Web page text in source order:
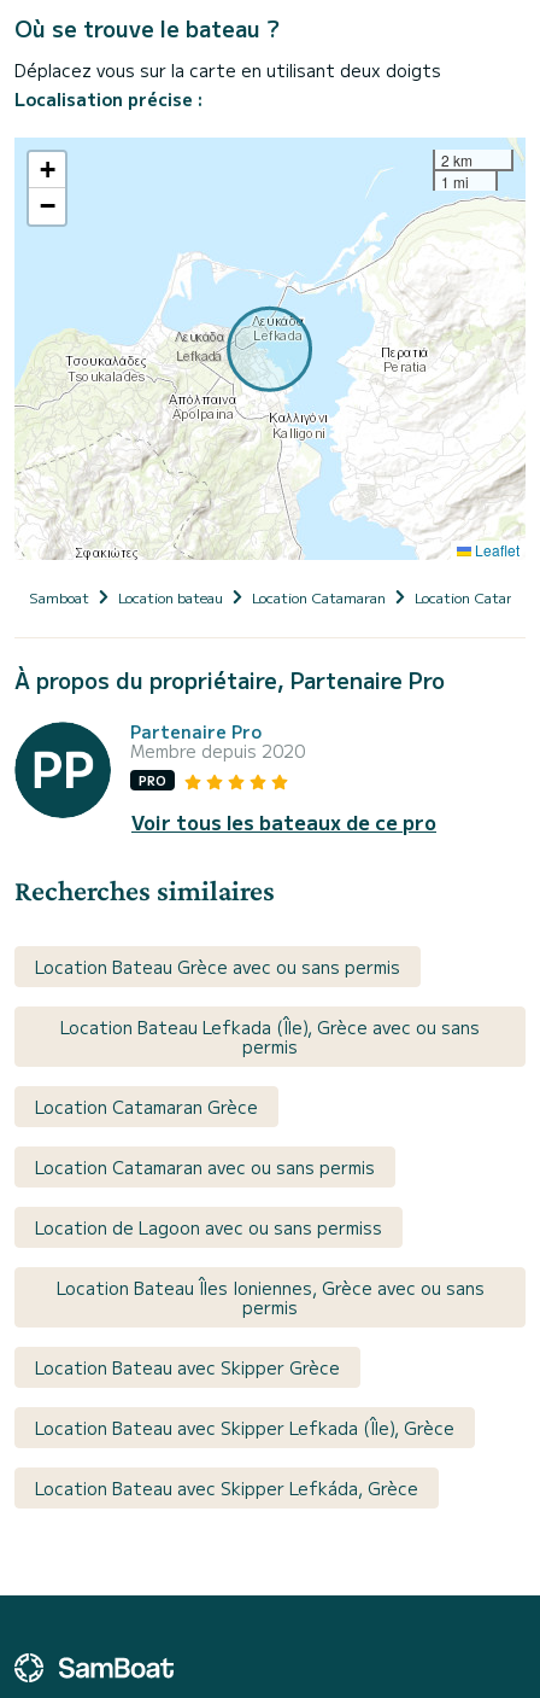
Où se trouve le bateau ?
Déplacez vous sur la carte en utilisant deux doigts
Localisation précise :
+
−
2 km
1 mi
Leaflet
Samboat Location bateau Location Catamaran Location
À propos du propriétaire, Partenaire Pro
Partenaire Pro
Membre depuis 2020
PRO
Voir tous les bateaux de ce pro
Recherches similaires
Location Bateau Grèce avec ou sans permis
Location Bateau Lefkada (Île), Grèce avec ou sans
permis
Location Catamaran Grèce
Location Catamaran avec ou sans permis
Location de Lagoon avec ou sans permiss
Location Bateau Îles Ioniennes, Grèce avec ou sans
permis
Location Bateau avec Skipper Grèce
Location Bateau avec Skipper Lefkada (Île), Grèce
Location Bateau avec Skipper Lefkáda, Grèce